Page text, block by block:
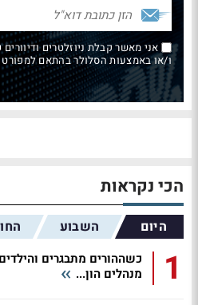
אני מאשר קבלת ניוזלטרים
ו/או באמצעות הסלולר בהתאם למפורט בסעיף 10
הכי נקראות
היום השבוע
1
כשההורים מתבגרים
מנהלים הון...